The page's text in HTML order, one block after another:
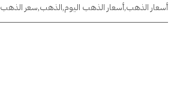
أسعار الذهب,أسعار الذهب اليوم,الذهب,سعر الذهب